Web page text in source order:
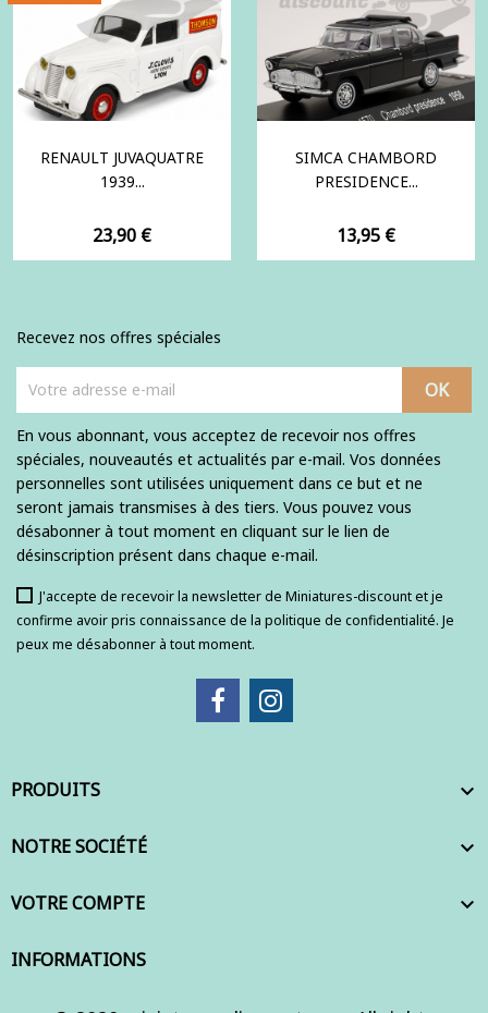
RENAULT JUVAQUATRE
1939...
Prix
23,90 €
SIMCA CHAMBORD
PRESIDENCE...
Prix
13,95 €
Recevez nos offres spéciales
En vous abonnant, vous acceptez de recevoir nos offres
spéciales, nouveautés et actualités par e-mail. Vos données
personnelles sont utilisées uniquement dans ce but et ne
seront jamais transmises à des tiers. Vous pouvez vous
désabonner à tout moment en cliquant sur le lien de
désinscription présent dans chaque e-mail.
J'accepte de recevoir la newsletter de Miniatures-discount et je
confirme avoir pris connaissance de la politique de confidentialité. Je
peux me désabonner à tout moment.
PRODUITS 
NOTRE SOCIÉTÉ 
VOTRE COMPTE 
INFORMATIONS